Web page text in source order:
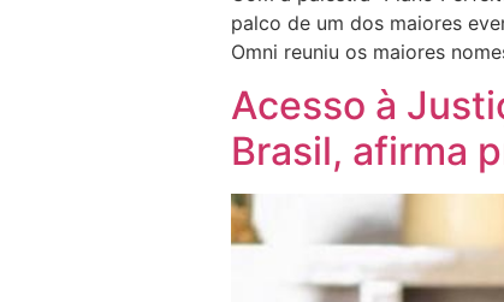
palco de um dos maiores
Omni reuniu os maiores
Acesso à
Brasil, afirma